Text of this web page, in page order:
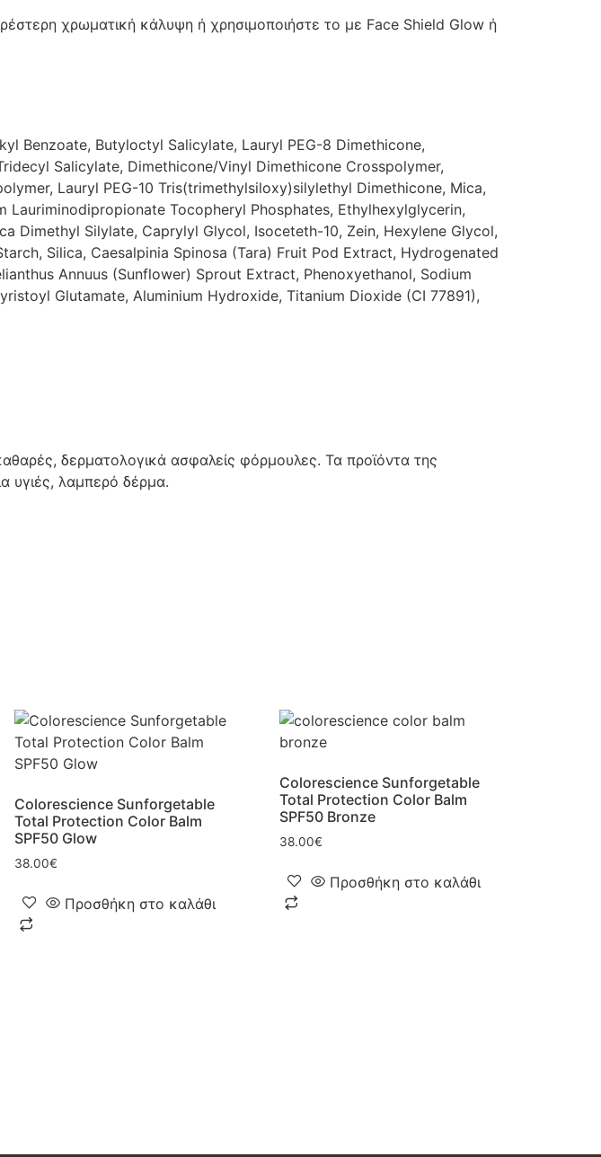
χρωματική κάλυψη ή χρησιμοποιήστε το με Face Shield Glow ή
Benzoate, Butyloctyl Salicylate, Lauryl PEG-8 Dimethicone,
Salicylate, Dimethicone/Vinyl Dimethicone Crosspolymer,
Lauryl PEG-10 Tris(trimethylsiloxy)silylethyl Dimethicone, Mica,
Tocopheryl Phosphates, Ethylhexylglycerin,
Dimethyl Silylate, Caprylyl Glycol, Isoceteth-10, Zein, Hexylene Glycol,
Silica, Caesalpinia Spinosa (Tara) Fruit Pod Extract, Hydrogenated
Annuus (Sunflower) Sprout Extract, Phenoxyethanol, Sodium
Glutamate, Aluminium Hydroxide, Titanium Dioxide (CI 77891),
δερματολογικά ασφαλείς φόρμουλες. Τα προϊόντα της
υγιές, λαμπερό δέρμα.
Colorescience Sunforgetable
Total Protection Color Balm
SPF50 Glow
38.00€
Προσθήκη στο καλάθι
Colorescience Sunforgetable
Total Protection Color Balm
SPF50 Bronze
38.00€
Προσθήκη στο καλάθι